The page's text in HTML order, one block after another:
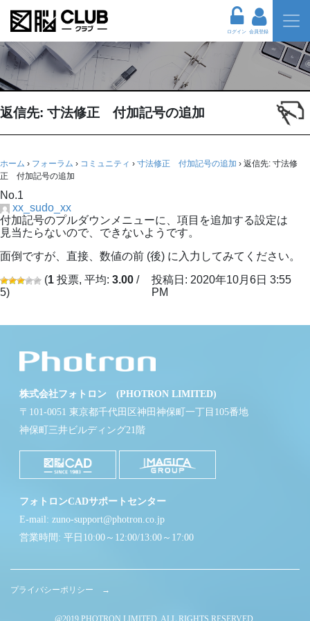
ログイン 会員登録
返信先: 寸法修正 付加記号の追加
ホーム › フォーラム › コミュニティ › 寸法修正 付加記号の追加 › 返信先: 寸法修
正 付加記号の追加
No.1
xx_sudo_xx
付加記号のプルダウンメニューに、項目を追加する設定は
見当たらないので、できないようです。
面倒ですが、直接、数値の前 (後) に入力してみてください。
(1 投票, 平均: 3.00 /
5)
投稿日: 2020年10月6日 3:55
PM
株式会社フォトロン (PHOTRON LIMITED)
〒101-0051 東京都千代田区神田神保町一丁目105番地
神保町三井ビルディング21階
フォトロンCADサポートセンター
E-mail: zuno-support@photron.co.jp
営業時間: 平日10:00～12:00/13:00～17:00
プライバシーポリシー →
@2019 PHOTRON LIMITED. ALL RIGHTS RESERVED.